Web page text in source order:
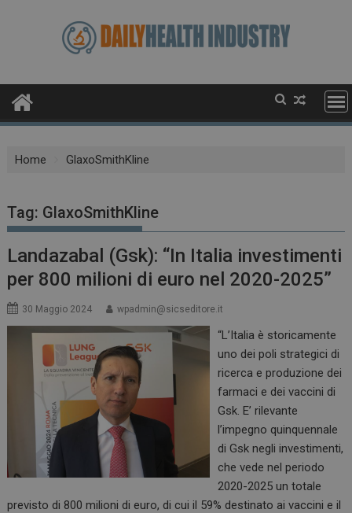
Home GlaxoSmithKline
Tag: GlaxoSmithKline
Landazabal (Gsk): “In Italia investimenti
per 800 milioni di euro nel 2020-2025”
30 Maggio 2024 wpadmin@sicseditore.it
“L’Italia è storicamente
uno dei poli strategici di
ricerca e produzione dei
farmaci e dei vaccini di
Gsk. E’ rilevante
l’impegno quinquennale
di Gsk negli investimenti,
che vede nel periodo
2020-2025 un totale
previsto di 800 milioni di euro, di cui il 59% destinato ai vaccini e il